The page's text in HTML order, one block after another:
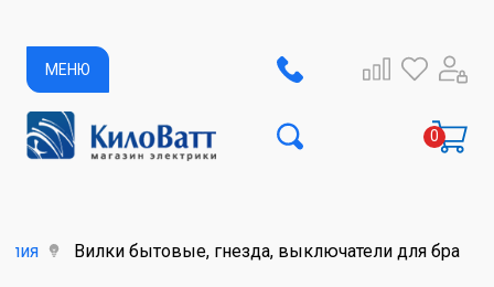
МЕНЮ
Вилки бытовые, гнезда, выключатели для бра